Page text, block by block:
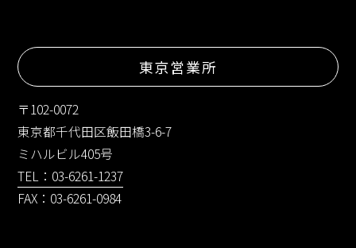
東京営業所
〒102-0072
東京都千代田区飯田橋3-6-7
ミハルビル405号
TEL：03-6261-1237
FAX：03-6261-0984